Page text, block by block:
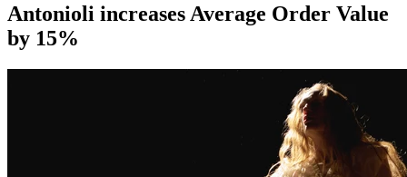
Antonioli increases Average Order Value
by 15%